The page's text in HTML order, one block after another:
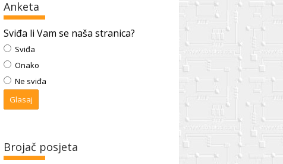
Anketa
Sviđa li Vam se naša stranica?
Sviđa
Onako
Ne sviđa
Brojač posjeta